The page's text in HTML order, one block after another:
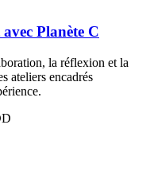
Planète C
la réflexion et la
ateliers encadrés